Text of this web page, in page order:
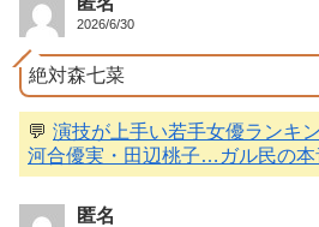
2026/6/30
絶対森七菜
💬 演技が上手い若手女優ランキ
河合優実・田辺桃子…ガル民の本
匿名